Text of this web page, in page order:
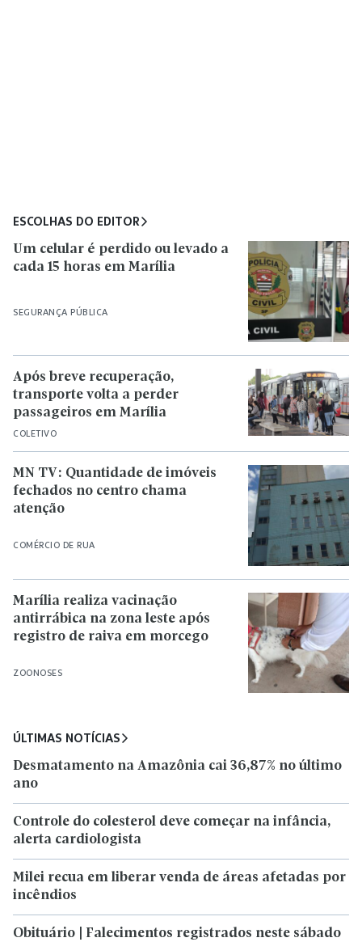
ESCOLHAS DO EDITOR
SEGURANÇA PÚBLICA
Um celular é perdido ou levado a
cada 15 horas em Marília
COLETIVO
Após breve recuperação,
transporte volta a perder
passageiros em Marília
COMÉRCIO DE RUA
MN TV: Quantidade de imóveis
fechados no centro chama
atenção
ZOONOSES
Marília realiza vacinação
antirrábica na zona leste após
registro de raiva em morcego
ÚLTIMAS NOTÍCIAS
Desmatamento na Amazônia cai 36,87% no último
ano
Controle do colesterol deve começar na infância,
alerta cardiologista
Milei recua em liberar venda de áreas afetadas por
incêndios
Obituário | Falecimentos registrados neste sábado